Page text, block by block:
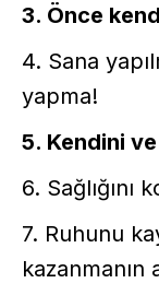
3. Önce
4. Sana
yapma!
5. Kendini ve
6. Sağlığını
7. Ruhunu
kazanmanın